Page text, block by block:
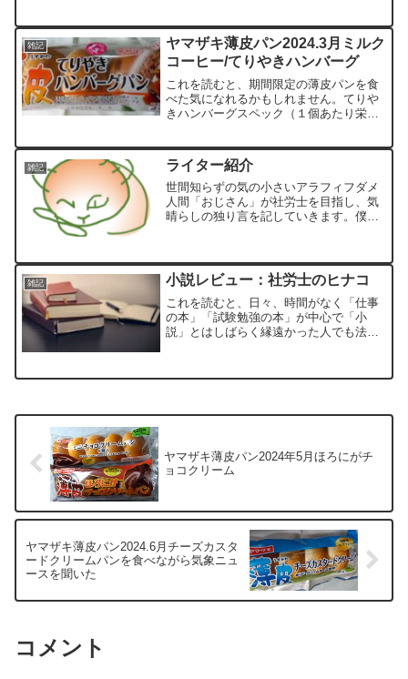
省堂覚えてしまいたいことが今の私には
多すぎる私の記憶の中に...
雑記
ヤマザキ薄皮パン2024.3月ミルク
コーヒー/てりやきハンバーグ
これを読むと、期間限定の薄皮パンを食
べた気になれるかもしれません。てりや
きハンバーグスペック（１個あたり栄養
0.7g実食よく見ると、マヨネーズ的なド
レ...
雑記 ライター紹介
世間知らずの気の小さいアラフィフダメ
人間「おじさん」が社労士を目指し、気
晴らしの独り言を記していきます。僕自
不備などに気付かれることもあるかと思
いますが、僕自身がこのブ...
雑記 小説レビュー：社労士のヒナコ
これを読むと、日々、時間がなく「仕事
の本」「試験勉強の本」が中心で「小
説」とはしばらく縁遠かった人でも法律
あるいは、「社労士試験のテキスト」を
ヤマザキ薄皮パン2024年5月ほろにがチ
ョコクリーム
ヤマザキ薄皮パン2024.6月チーズカスタ
ードクリームパンを食べながら気象ニュ
ースを聞いた
コメント